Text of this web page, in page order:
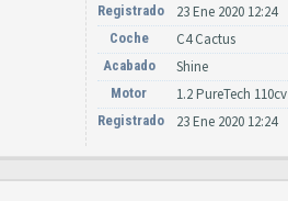
Registrado 23 Ene 2020 12:24
Coche C4 Cactus
Acabado Shine
Motor 1.2 PureTech 110cv
Registrado 23 Ene 2020 12:24